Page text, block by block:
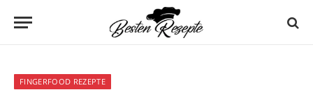
FINGERFOOD REZEPTE